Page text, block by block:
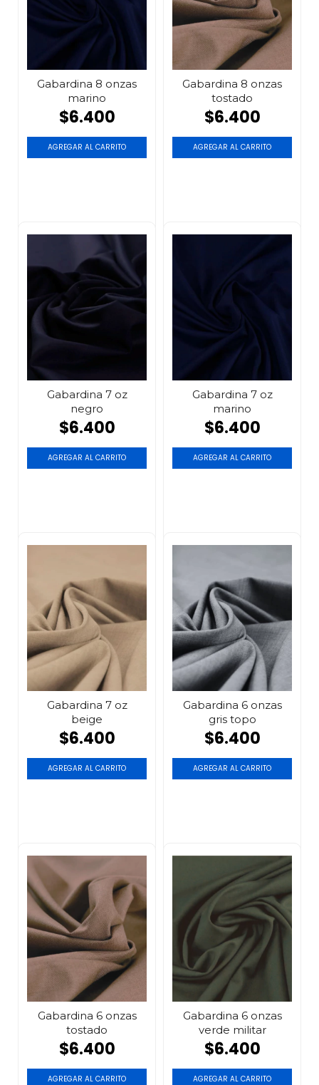
Gabardina 8 onzas
marino
$6.400
AGREGAR AL CARRITO
Gabardina 8 onzas
tostado
$6.400
AGREGAR AL CARRITO
Gabardina 7 oz
negro
$6.400
AGREGAR AL CARRITO
Gabardina 7 oz
marino
$6.400
AGREGAR AL CARRITO
Gabardina 7 oz
beige
$6.400
AGREGAR AL CARRITO
Gabardina 6 onzas
gris topo
$6.400
AGREGAR AL CARRITO
Gabardina 6 onzas
tostado
$6.400
AGREGAR AL CARRITO
Gabardina 6 onzas
verde militar
$6.400
AGREGAR AL CARRITO